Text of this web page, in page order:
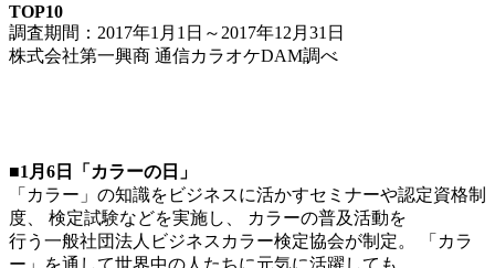
TOP10
調査期間：2017年1月1日～2017年12月31日
株式会社第一興商 通信カラオケDAM調べ
■1月6日「カラーの日」
「カラー」の知識をビジネスに活かすセミナーや認定資格制
度、 検定試験などを実施し、 カラーの普及活動を
行う一般社団法人ビジネスカラー検定協会が制定。 「カラ
ー」を通して世界中の人たちに元気に活躍しても